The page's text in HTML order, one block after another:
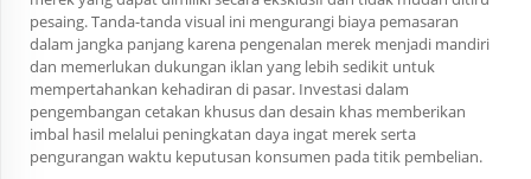
pesaing. Tanda-tanda visual ini mengurangi biaya pemasaran
dalam jangka panjang karena pengenalan merek menjadi mandiri
dan memerlukan dukungan iklan yang lebih sedikit untuk
mempertahankan kehadiran di pasar. Investasi dalam
pengembangan cetakan khusus dan desain khas memberikan
imbal hasil melalui peningkatan daya ingat merek serta
pengurangan waktu keputusan konsumen pada titik pembelian.